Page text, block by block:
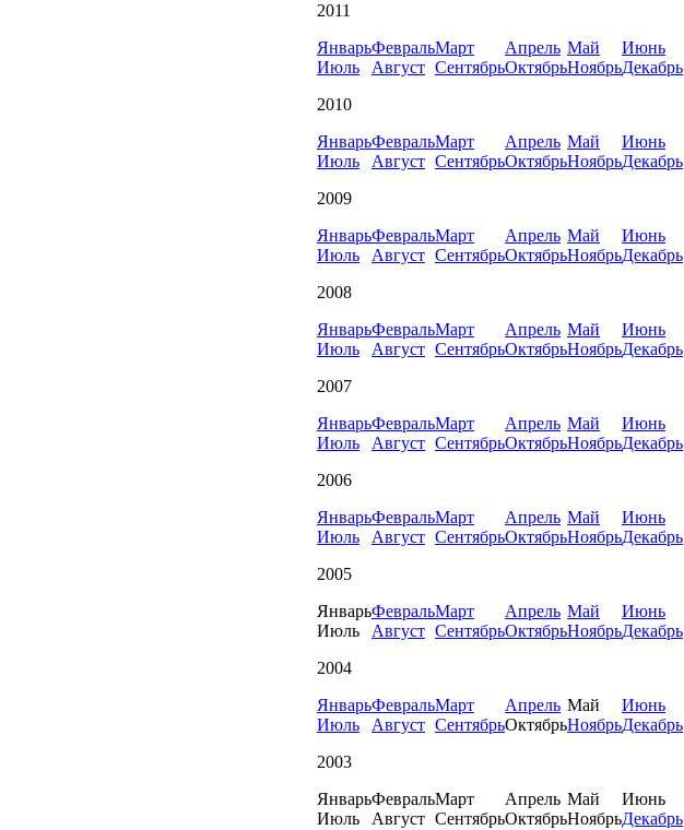
2011
ЯнварьФевральМарт Апрель Май
Июнь
Июль
Август СентябрьОктябрьНоябрьДекабрь
2010
ЯнварьФевральМарт Апрель Май
Июнь
Июль
Август СентябрьОктябрьНоябрьДекабрь
2009
ЯнварьФевральМарт Апрель Май
Июнь
Июль
Август СентябрьОктябрьНоябрьДекабрь
2008
ЯнварьФевральМарт Апрель Май
Июнь
Июль
Август СентябрьОктябрьНоябрьДекабрь
2007
ЯнварьФевральМарт Апрель Май
Июнь
Июль
Август СентябрьОктябрьНоябрьДекабрь
2006
ЯнварьФевральМарт Апрель Май
Июнь
Июль
Август СентябрьОктябрьНоябрьДекабрь
2005
ЯнварьФевральМарт Апрель Май
Июнь
Июль
Август СентябрьОктябрьНоябрьДекабрь
2004
ЯнварьФевральМарт Апрель Май
Июнь
Июль
Август СентябрьОктябрьНоябрьДекабрь
2003
ЯнварьФевральМарт Апрель Май
Июнь
Июль
Август СентябрьОктябрьНоябрьДекабрь